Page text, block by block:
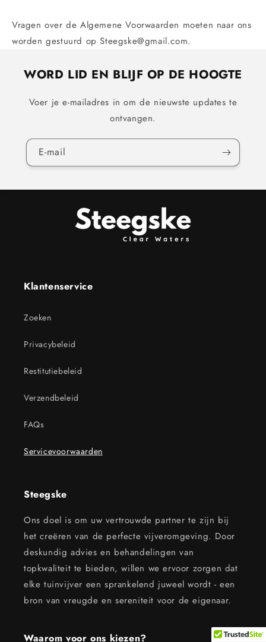
Vragen over de Algemene Voorwaarden moeten naar ons
worden gestuurd op Steegske@gmail.com.
WORD LID EN BLIJF OP DE HOOGTE
Voer je e-mailadres in om de nieuwste updates te
ontvangen.
E‑mail
Klantenservice
Zoeken
Privacybeleid
Restitutiebeleid
Verzendbeleid
FAQs
Servicevoorwaarden
Steegske
Ons doel is om uw vertrouwde partner te zijn bij
het creëren van de perfecte vijveromgeving. Door
deskundig advies en behandelingen van
topkwaliteit te bieden, willen we ervoor zorgen dat
elke tuinvijver een sprankelend juweel wordt - een
bron van vreugde en sereniteit voor de eigenaar.
Waarom voor ons kiezen?